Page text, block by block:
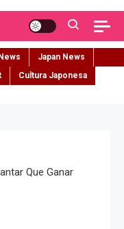
Japan News
Cultura Japonesa
Que Ganar